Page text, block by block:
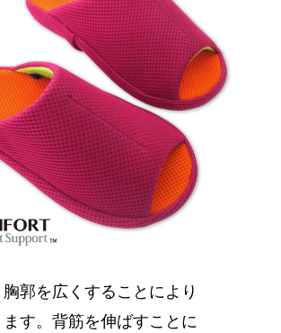
郭を広くすることにより
す。背筋を伸ばすことに